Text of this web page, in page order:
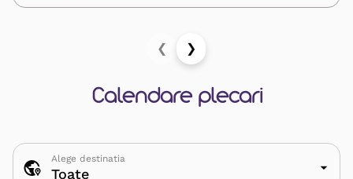
❮ ❯
Calendare plecari
Alege destinatia
Toate